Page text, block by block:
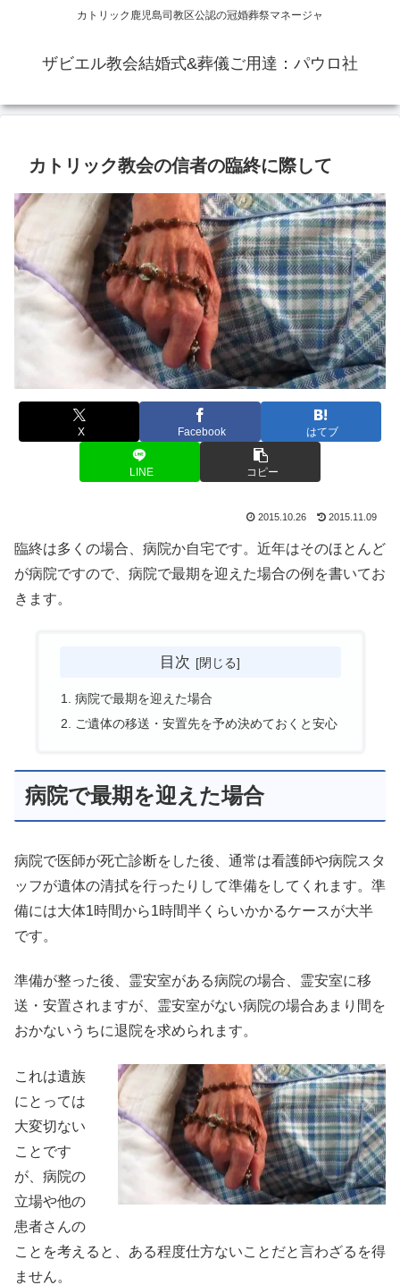
カトリック鹿児島司教区公認の冠婚葬祭マネージャ
ザビエル教会結婚式&葬儀ご用達：パウロ社
カトリック教会の信者の臨終に際して
X Facebook はてブ
LINE コピー
2015.10.26 2015.11.09
臨終は多くの場合、病院か自宅です。近年はそのほとんど
が病院ですので、病院で最期を迎えた場合の例を書いてお
きます。
目次
病院で最期を迎えた場合
ご遺体の移送・安置先を予め決めておくと安心
病院で最期を迎えた場合
病院で医師が死亡診断をした後、通常は看護師や病院スタ
ッフが遺体の清拭を行ったりして準備をしてくれます。準
備には大体1時間から1時間半くらいかかるケースが大半
です。
準備が整った後、霊安室がある病院の場合、霊安室に移
送・安置されますが、霊安室がない病院の場合あまり間を
おかないうちに退院を求められます。
これは遺族
にとっては
大変切ない
ことです
が、病院の
立場や他の
患者さんの
ことを考えると、ある程度仕方ないことだと言わざるを得
ません。